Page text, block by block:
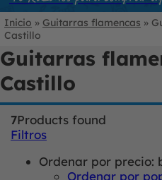
Inicio » Guitarras flamencas »
Castillo
Guitarras
Castillo
7Products found
Filtros
Ordenar por precio:
Ordenar por